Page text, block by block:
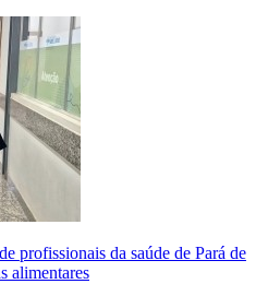
profissionais da saúde de Pará de
alimentares